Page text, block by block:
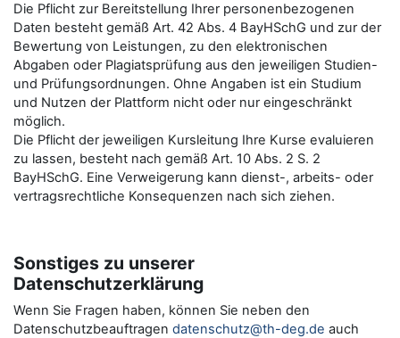
Die Pflicht zur Bereitstellung Ihrer personenbezogenen
Daten besteht gemäß Art. 42 Abs. 4 BayHSchG und zur der
Bewertung von Leistungen, zu den elektronischen
Abgaben oder Plagiatsprüfung aus den jeweiligen Studien-
und Prüfungsordnungen. Ohne Angaben ist ein Studium
und Nutzen der Plattform nicht oder nur eingeschränkt
möglich.
Die Pflicht der jeweiligen Kursleitung Ihre Kurse evaluieren
zu lassen, besteht nach gemäß Art. 10 Abs. 2 S. 2
BayHSchG. Eine Verweigerung kann dienst-, arbeits- oder
vertragsrechtliche Konsequenzen nach sich ziehen.
Sonstiges zu unserer
Datenschutzerklärung
Wenn Sie Fragen haben, können Sie neben den
Datenschutzbeauftragen datenschutz@th-deg.de auch